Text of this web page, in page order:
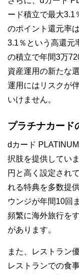
ード積立で最大3.1
のポイント還元率
3.1％という高還元
の積立で年間3万
資産運用の新たな
運用にはリスクが
いけません。
プラチナカード
dカード
択肢を提供してい
円と高く設定され
れる特典を多数提
ウンジが年間10回
頻繁に海外旅行を
があります。
また、レストラン
レストランでの食